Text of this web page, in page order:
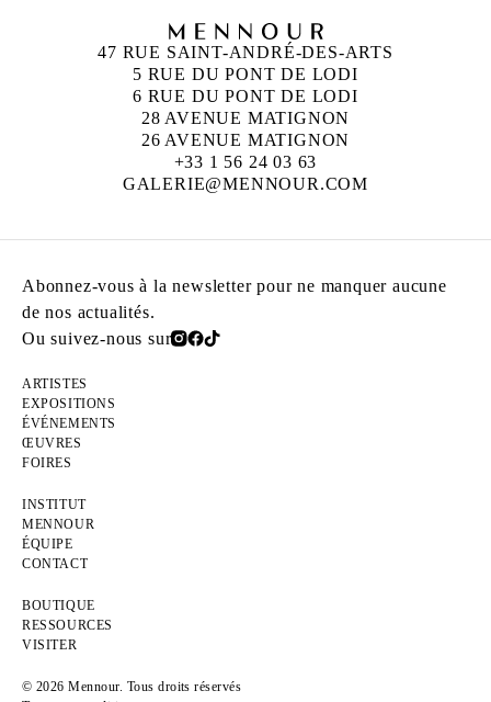
47 RUE SAINT-ANDRÉ-DES-ARTS
5 RUE DU PONT DE LODI
6 RUE DU PONT DE LODI
28 AVENUE MATIGNON
26 AVENUE MATIGNON
+33 1 56 24 03 63
GALERIE@MENNOUR.COM
Abonnez-vous à la newsletter pour ne manquer aucune
de nos actualités.
Ou suivez-nous sur
ARTISTES
EXPOSITIONS
ÉVÉNEMENTS
ŒUVRES
FOIRES
INSTITUT
MENNOUR
ÉQUIPE
CONTACT
BOUTIQUE
RESSOURCES
VISITER
© 2026 Mennour. Tous droits réservés